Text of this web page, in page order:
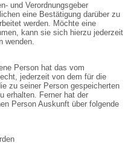
und Verordnungsgeber
eine Bestätigung darüber zu
werden. Möchte eine
kann sie sich hierzu jederzeit
wenden.
Person hat das vom
jederzeit von dem für die
zu seiner Person gespeicherten
erhalten. Ferner hat der
Person Auskunft über folgende